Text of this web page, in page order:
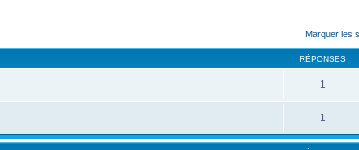
Marquer les
RÉPONSES
1
1